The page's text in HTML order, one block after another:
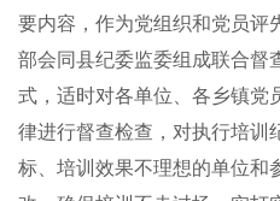
要内容，作为党组织和党员评
部会同县纪委监委组成联合督
式，适时对各单位、各乡镇党
律进行督查检查，对执行培训
标、培训效果不理想的单位和